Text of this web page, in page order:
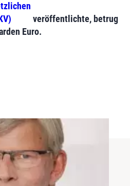
veröffentlichte, betrug
Euro.